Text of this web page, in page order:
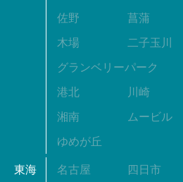
佐野 菖蒲
木場 二子玉川
グランベリーパーク
港北 川崎
湘南 ムービル
ゆめが丘
東海 名古屋 四日市